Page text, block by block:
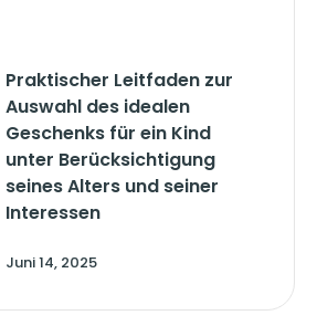
Praktischer Leitfaden zur
Auswahl des idealen
Geschenks für ein Kind
unter Berücksichtigung
seines Alters und seiner
Interessen
Juni 14, 2025